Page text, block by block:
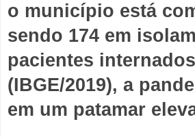
o município está
sendo 174 em
pacientes
(IBGE/2019), a
em um patamar